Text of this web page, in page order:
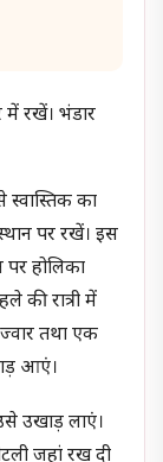
में रखें। भंडार
स्वास्तिक का
पर रखें। इस
पर होलिका
की रात्री में
तथा एक
आएं।
उखाड़ लाएं।
जहां रख दी